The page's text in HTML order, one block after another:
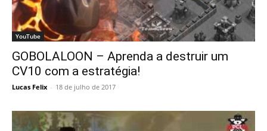
YouTube
GOBOLALOON – Aprenda a destruir um
CV10 com a estratégia!
Lucas Felix - 18 de julho de 2017